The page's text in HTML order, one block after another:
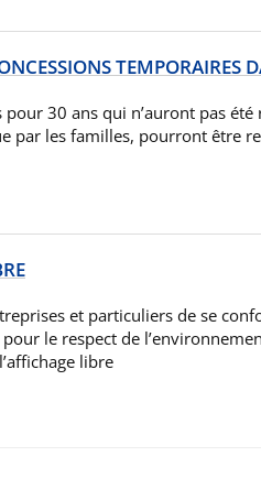
TEMPORAIRES
pour 30 ans qui n’auront pas
par les familles, pourront être
et particuliers de se
le respect de
libre